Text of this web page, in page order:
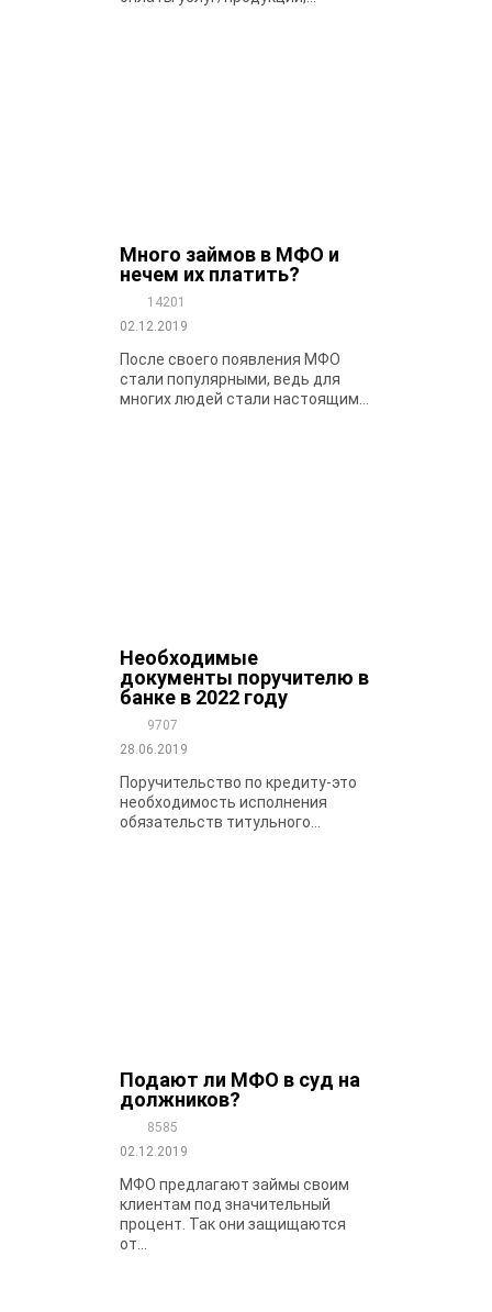
Много займов в МФО и
нечем их платить?
14201
02.12.2019
После своего появления МФО
стали популярными, ведь для
многих людей стали настоящим...
Необходимые
документы поручителю в
банке в 2022 году
9707
28.06.2019
Поручительство по кредиту-это
необходимость исполнения
обязательств титульного...
Подают ли МФО в суд на
должников?
8585
02.12.2019
МФО предлагают займы своим
клиентам под значительный
процент. Так они защищаются
от...